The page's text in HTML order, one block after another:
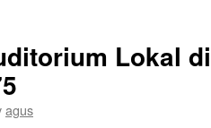
Lokal
agus